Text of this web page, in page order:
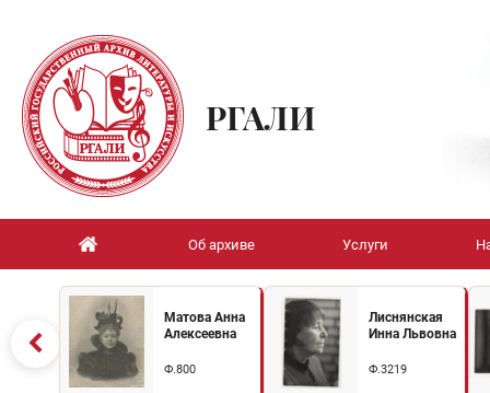
РГАЛИ
Об архиве Услуги
Матова Анна
Алексеевна
Ф.800
Лиснянская
Инна Львовна
Ф.3219